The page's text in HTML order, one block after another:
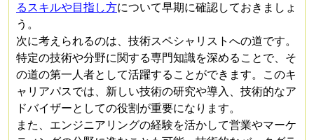
るスキルや目指し方について早期に確認しておきましょ
う。
次に考えられるのは、技術スペシャリストへの道です。
特定の技術や分野に関する専門知識を深めることで、そ
の道の第一人者として活躍することができます。このキ
ャリアパスでは、新しい技術の研究や導入、技術的なア
ドバイザーとしての役割が重要になります。
また、エンジニアリングの経験を活かして営業やマーケ